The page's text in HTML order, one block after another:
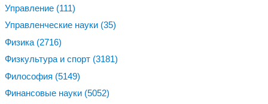
Управление (111)
Управленческие науки (35)
Физика (2716)
Физкультура и спорт (3181)
Философия (5149)
Финансовые науки (5052)